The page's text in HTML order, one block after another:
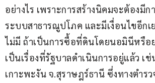
อย่างไร เพราะการสร้างนิคมจะต้องมี
ระบบสาธารณูปโภค และมีเงื่อนไขอีกเ
ไม่มี ถ้าเป็นการซื้อที่ดินโดยนอมินีหรือ
เป็นเรื่องที่รัฐบาลดำเนินการอยู่แล้ว เ
เกาะพะงัน จ.สุราษฎร์ธานี ซึ่งทางตำร